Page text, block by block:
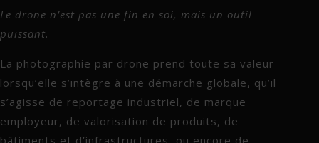
Le drone n’est pas une fin en soi, mais un outil
puissant.
La photographie par drone prend toute sa valeur
lorsqu’elle s’intègre à une démarche globale, qu’il
s’agisse de reportage industriel, de marque
employeur, de valorisation de produits, de